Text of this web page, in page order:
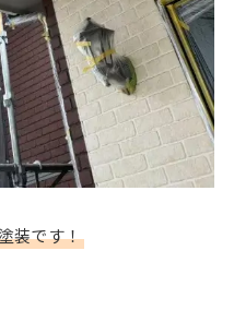
装です！